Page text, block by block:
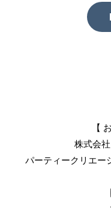
【
株式会
パーティークリエー